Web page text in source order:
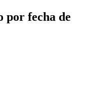
por fecha de